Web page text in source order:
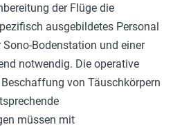
der Flüge die
ausgebildetes Personal
Bodenstation und einer
notwendig. Die operative
von Täuschkörpern
müssen mit